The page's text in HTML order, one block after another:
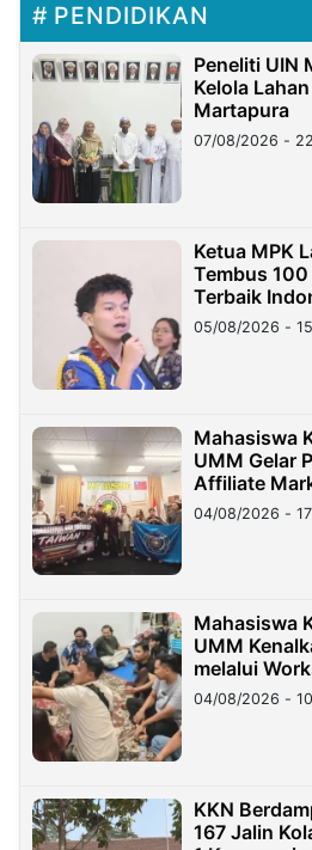
PENDIDIKAN
Peneliti UIN
Kelola
Martapura
07/08/2026 -
Ketua MPK
Tembus
Terbaik
05/08/2026 -
Mahasiswa
UMM Gelar
Affiliate
Migran
04/08/2026 -
Mahasiswa
UMM
melalui
di Taiwan
04/08/2026 -
KKN
167 Jalin